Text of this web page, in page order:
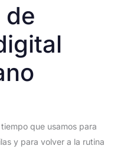
de
que usamos para
y para volver a la rutina